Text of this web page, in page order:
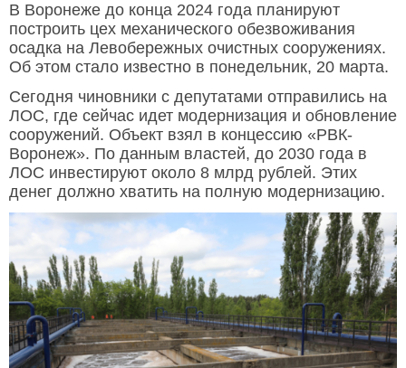
В Воронеже до конца 2024 года планируют
построить цех механического обезвоживания
осадка на Левобережных очистных сооружениях.
Об этом стало известно в понедельник, 20 марта.
Сегодня чиновники с депутатами отправились на
ЛОС, где сейчас идет модернизация и обновление
сооружений. Объект взял в концессию «РВК-
Воронеж». По данным властей, до 2030 года в
ЛОС инвестируют около 8 млрд рублей. Этих
денег должно хватить на полную модернизацию.